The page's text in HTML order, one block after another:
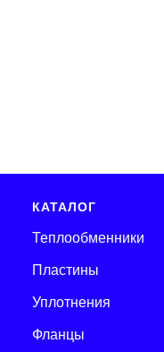
КАТАЛОГ
Теплообменники
Пластины
Уплотнения
Фланцы